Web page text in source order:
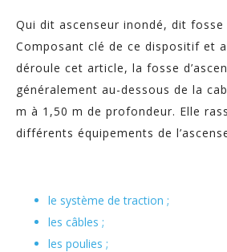
Qui dit ascenseur inondé, dit fosse
Composant clé de ce dispositif et
déroule cet article, la fosse
généralement au-dessous de la
m à 1,50 m de profondeur. Elle
différents équipements de
le système de traction ;
les câbles ;
les poulies ;